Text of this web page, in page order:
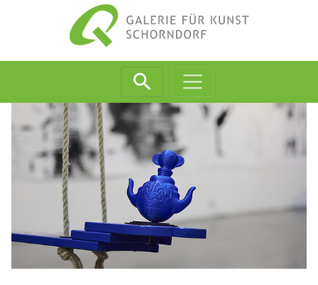
Zum Inhalt springen